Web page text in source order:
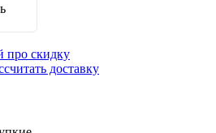
про скидку
доставку